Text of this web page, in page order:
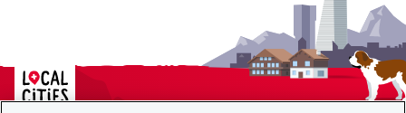
Localcities